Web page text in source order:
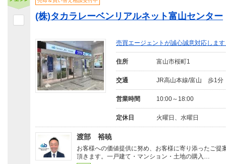
(株)タカラレーベンリアルネット富山センター
売買エージェントが誠心誠意対応しま
住所 富山市桜町1
交通 JR高山本線/富山 歩1分
営業時間 10:00～18:00
定休日 火曜日、水曜日
渡部 裕暁
お客様への価値提供に努め、お客様に寄り添ったご提
頂きます。一戸建て・マンション・土地の購入…